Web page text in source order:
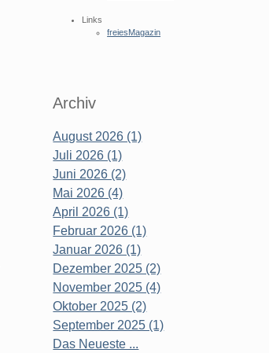
Links
freiesMagazin
Archiv
August 2026 (1)
Juli 2026 (1)
Juni 2026 (2)
Mai 2026 (4)
April 2026 (1)
Februar 2026 (1)
Januar 2026 (1)
Dezember 2025 (2)
November 2025 (4)
Oktober 2025 (2)
September 2025 (1)
Das Neueste ...